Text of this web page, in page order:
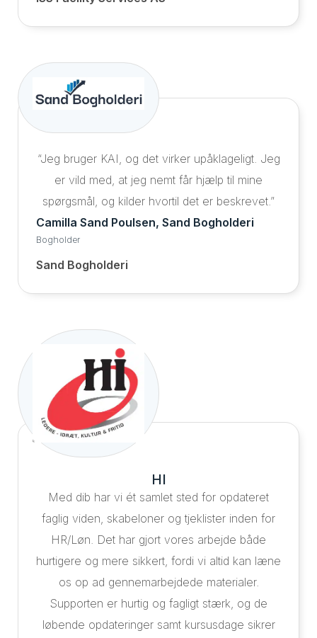
“Jeg bruger KAI, og det virker upåklageligt. Jeg
er vild med, at jeg nemt får hjælp til mine
spørgsmål, og kilder hvortil det er beskrevet.”
Camilla Sand Poulsen, Sand Bogholderi
Bogholder
Sand Bogholderi
HI
Med dib har vi ét samlet sted for opdateret
faglig viden, skabeloner og tjeklister inden for
HR/Løn. Det har gjort vores arbejde både
hurtigere og mere sikkert, fordi vi altid kan læne
os op ad gennemarbejdede materialer.
Supporten er hurtig og fagligt stærk, og de
løbende opdateringer samt kursusdage sikrer